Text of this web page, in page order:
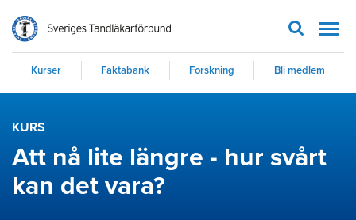
Kurser Faktabank Forskning Bli medlem
KURS
Att nå lite längre - hur svårt
kan det vara?